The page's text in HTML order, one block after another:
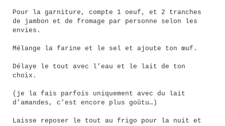
Pour la garniture, compte 1 oeuf, et 2 tranches
de jambon et de fromage par personne selon les
envies.
Mélange la farine et le sel et ajoute ton œuf.
Délaye le tout avec l’eau et le lait de ton
choix.
(je la fais parfois uniquement avec du lait
d’amandes, c’est encore plus goûtu…)
Laisse reposer le tout au frigo pour la nuit et